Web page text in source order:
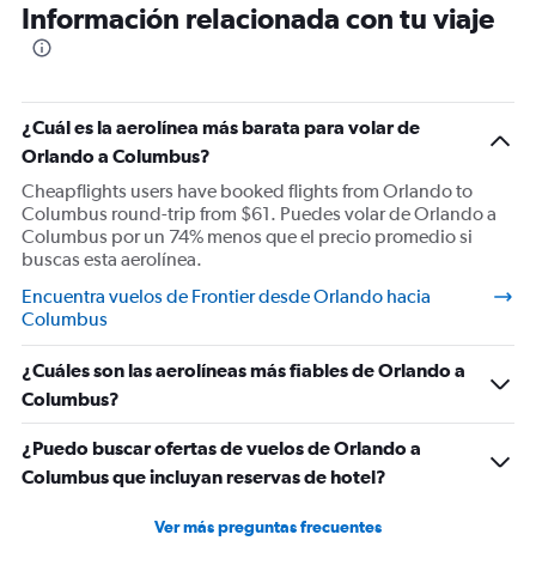
Información relacionada con tu viaje
¿Cuál es la aerolínea más barata para volar de
Orlando a Columbus?
Cheapflights users have booked flights from Orlando to
Columbus round-trip from $61. Puedes volar de Orlando a
Columbus por un 74% menos que el precio promedio si
buscas esta aerolínea.
Encuentra vuelos de Frontier desde Orlando hacia
Columbus
¿Cuáles son las aerolíneas más fiables de Orlando a
Columbus?
¿Puedo buscar ofertas de vuelos de Orlando a
Columbus que incluyan reservas de hotel?
Ver más preguntas frecuentes